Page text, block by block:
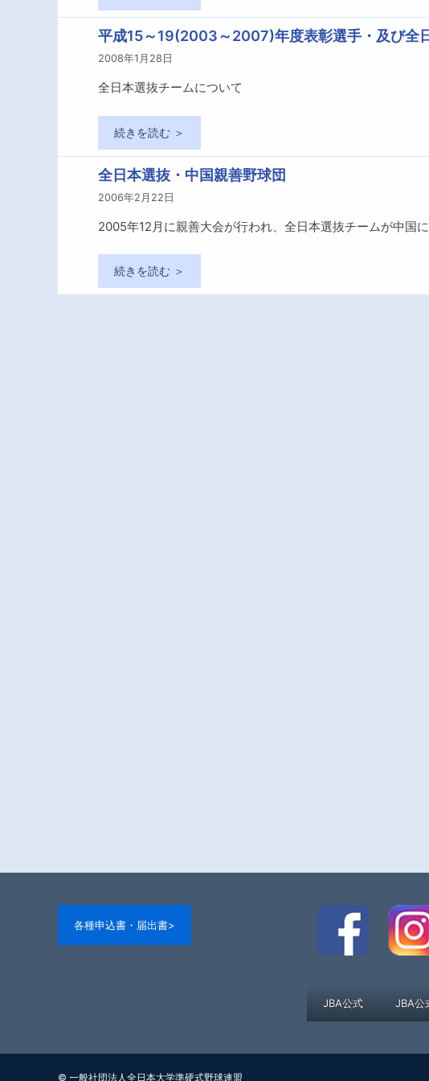
平成15～19(2003～2007)年度表彰選手・及び全
2008年1月28日
全日本選抜チームについて
続きを読む ＞
全日本選抜・中国親善野球団
2006年2月22日
2005年12月に親善大会が行われ、全日本選抜チームが中国に
続きを読む ＞
各種申込書・届出書>
JBA公式 JBA公
© 一般社団法人全日本大学準硬式野球連盟